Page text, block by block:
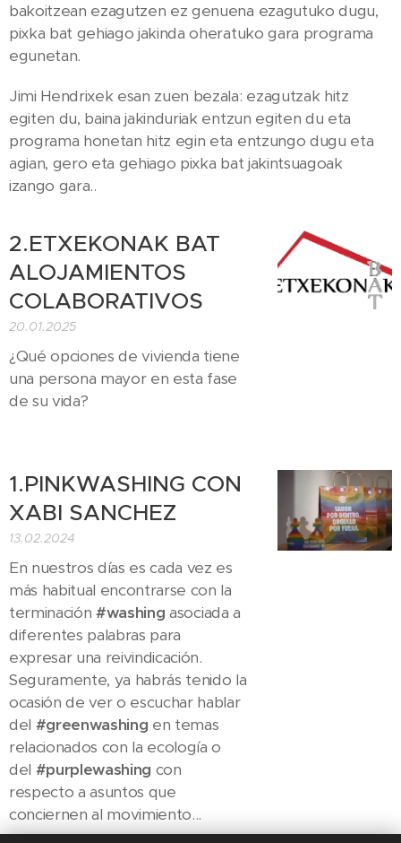
bakoitzean ezagutzen ez genuena ezagutuko dugu,
pixka bat gehiago jakinda oheratuko gara programa
egunetan.
Jimi Hendrixek esan zuen bezala: ezagutzak hitz
egiten du, baina jakinduriak entzun egiten du eta
programa honetan hitz egin eta entzungo dugu eta
agian, gero eta gehiago pixka bat jakintsuagoak
izango gara..
2.ETXEKONAK BAT
ALOJAMIENTOS
COLABORATIVOS
20.01.2025
¿Qué opciones de vivienda tiene
una persona mayor en esta fase
de su vida?
1.PINKWASHING CON
XABI SANCHEZ
13.02.2024
En nuestros días es cada vez es
más habitual encontrarse con la
terminación#washing asociada a
diferentes palabras para
expresar una reivindicación.
Seguramente, ya habrás tenido la
ocasión de ver o escuchar hablar
del #greenwashing en temas
relacionados con la ecología o
del #purplewashing con
respecto a asuntos que
conciernen al movimiento...